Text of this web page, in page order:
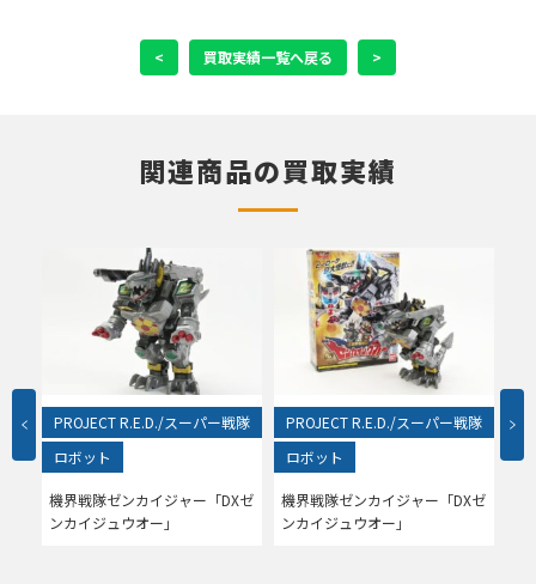
< 買取実績一覧へ戻る >
関連商品の買取実績
PROJECT R.E.D./スーパー戦隊
ロボット
機界戦隊ゼンカイジャー「DXゼ
ンカイジュウオー」
PROJECT R.E.D./スーパー戦隊
ロボット
機界戦隊ゼンカイジャー「DXゼ
ンカイジュウオー」
な